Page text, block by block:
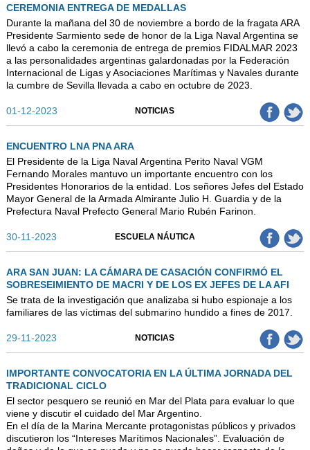
CEREMONIA ENTREGA DE MEDALLAS
Durante la mañana del 30 de noviembre a bordo de la fragata ARA
Presidente Sarmiento sede de honor de la Liga Naval Argentina se
llevó a cabo la ceremonia de entrega de premios FIDALMAR 2023
a las personalidades argentinas galardonadas por la Federación
Internacional de Ligas y Asociaciones Marítimas y Navales durante
la cumbre de Sevilla llevada a cabo en octubre de 2023.
01-12-2023 NOTICIAS
ENCUENTRO LNA PNA ARA
El Presidente de la Liga Naval Argentina Perito Naval VGM
Fernando Morales mantuvo un importante encuentro con los
Presidentes Honorarios de la entidad. Los señores Jefes del Estado
Mayor General de la Armada Almirante Julio H. Guardia y de la
Prefectura Naval Prefecto General Mario Rubén Farinon.
30-11-2023 ESCUELA NÁUTICA
ARA SAN JUAN: LA CÁMARA DE CASACIÓN CONFIRMÓ EL
SOBRESEIMIENTO DE MACRI Y DE LOS EX JEFES DE LA AFI
Se trata de la investigación que analizaba si hubo espionaje a los
familiares de las víctimas del submarino hundido a fines de 2017.
29-11-2023 NOTICIAS
IMPORTANTE CONVOCATORIA EN LA ÚLTIMA JORNADA DEL
TRADICIONAL CICLO
El sector pesquero se reunió en Mar del Plata para evaluar lo que
viene y discutir el cuidado del Mar Argentino.
En el día de la Marina Mercante protagonistas públicos y privados
discutieron los “Intereses Marítimos Nacionales”. Evaluación de